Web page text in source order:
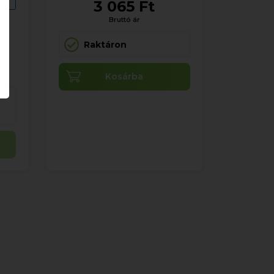
3 065 Ft
Bruttó ár
Raktáron
Kosárba